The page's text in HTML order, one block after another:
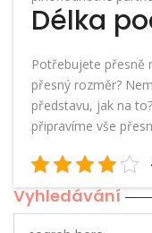
Délka
Potřebujete přesně
přesný rozměr?
představu, jak na
připravíme vše
Vyhledávání